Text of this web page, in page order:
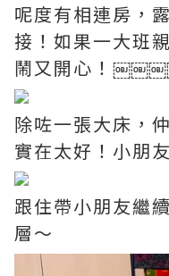
呢度有相連房，
接！如果一大班
鬧又開心！
除咗一張大床，
實在太好！小
跟住帶小朋友繼
層～